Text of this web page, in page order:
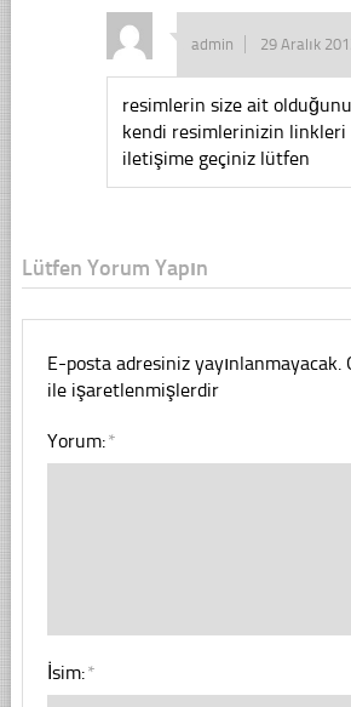
admin 29 Aralık
resimlerin size ait
kendi resimlerinizin
iletişime geçiniz lütfen
Lütfen Yorum Yapın
E-posta adresiniz yayınlanmayacak.
ile işaretlenmişlerdir
Yorum:*
İsim:*